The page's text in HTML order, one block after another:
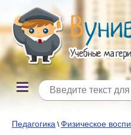
Педагогика \Физическое